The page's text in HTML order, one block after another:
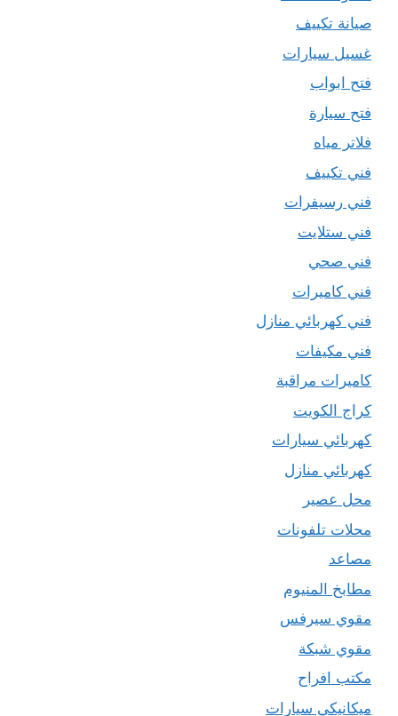
صيانة تكييف
غسيل سيارات
فتح ابواب
فتح سيارة
فلاتر مياه
فني تكييف
فني رسيفرات
فني ستلايت
فني صحي
فني كاميرات
فني كهربائي منازل
فني مكيفات
كاميرات مراقبة
كراج الكويت
كهربائي سيارات
كهربائي منازل
محل عصير
محلات تلفونات
مصاعد
مطابخ المنيوم
مقوي سيرفس
مقوي شبكة
مكتب افراح
ميكانيكي سيارات